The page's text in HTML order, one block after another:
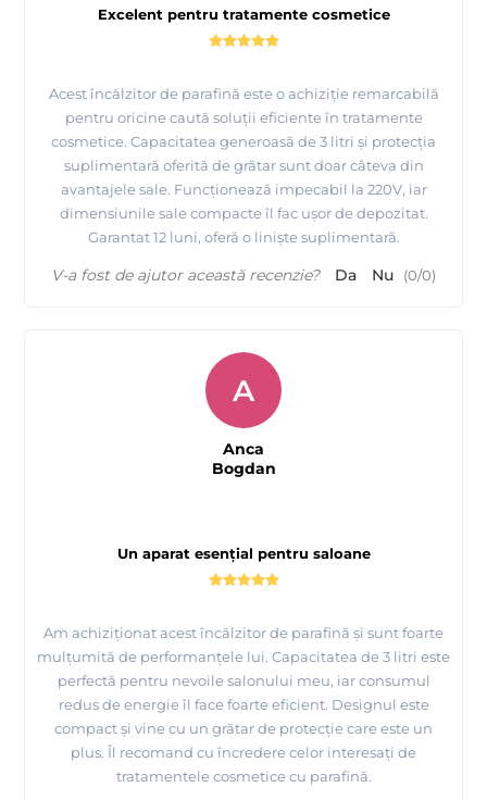
Excelent pentru tratamente cosmetice
Acest încălzitor de parafină este o achiziție remarcabilă
pentru oricine caută soluții eficiente în tratamente
cosmetice. Capacitatea generoasă de 3 litri și protecția
suplimentară oferită de grătar sunt doar câteva din
avantajele sale. Funcționează impecabil la 220V, iar
dimensiunile sale compacte îl fac ușor de depozitat.
Garantat 12 luni, oferă o liniște suplimentară.
V-a fost de ajutor această recenzie? Da Nu (0/0)
Un aparat esențial pentru saloane
Am achiziționat acest încălzitor de parafină și sunt foarte
mulțumită de performanțele lui. Capacitatea de 3 litri este
perfectă pentru nevoile salonului meu, iar consumul
redus de energie îl face foarte eficient. Designul este
compact și vine cu un grătar de protecție care este un
plus. Îl recomand cu încredere celor interesați de
tratamentele cosmetice cu parafină.
A
Anca
Bogdan